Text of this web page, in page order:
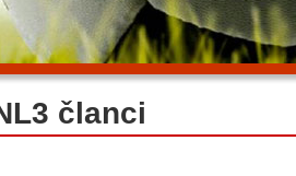
članci